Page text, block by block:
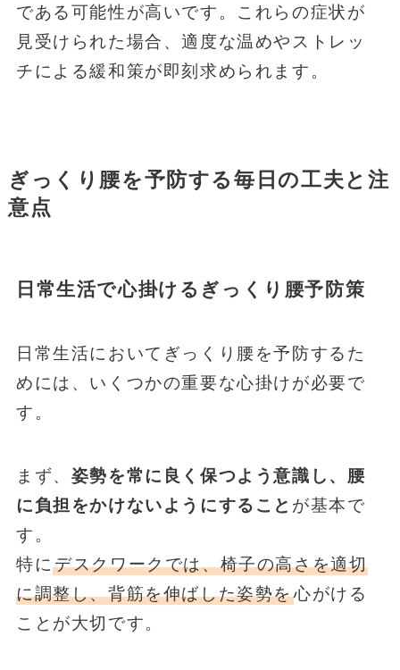
である可能性が高いです。これらの症状が
見受けられた場合、適度な温めやストレッ
チによる緩和策が即刻求められます。
ぎっくり腰を予防する毎日の工夫と注
意点
日常生活で心掛けるぎっくり腰予防策
日常生活においてぎっくり腰を予防するた
めには、いくつかの重要な心掛けが必要で
す。
まず、 姿勢を常に良く保つよう意識し、腰
に負担をかけないようにすること が基本で
す。
特にデスクワークでは、椅子の高さを適切
に調整し、背筋を伸ばした姿勢を心がける
ことが大切です。